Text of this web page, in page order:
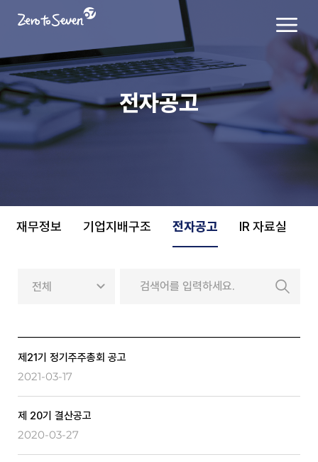
전자공고
재무정보 기업지배구조 전자공고 IR 자료실
제21기 정기주주총회 공고
2021-03-17
제 20기 결산공고
2020-03-27